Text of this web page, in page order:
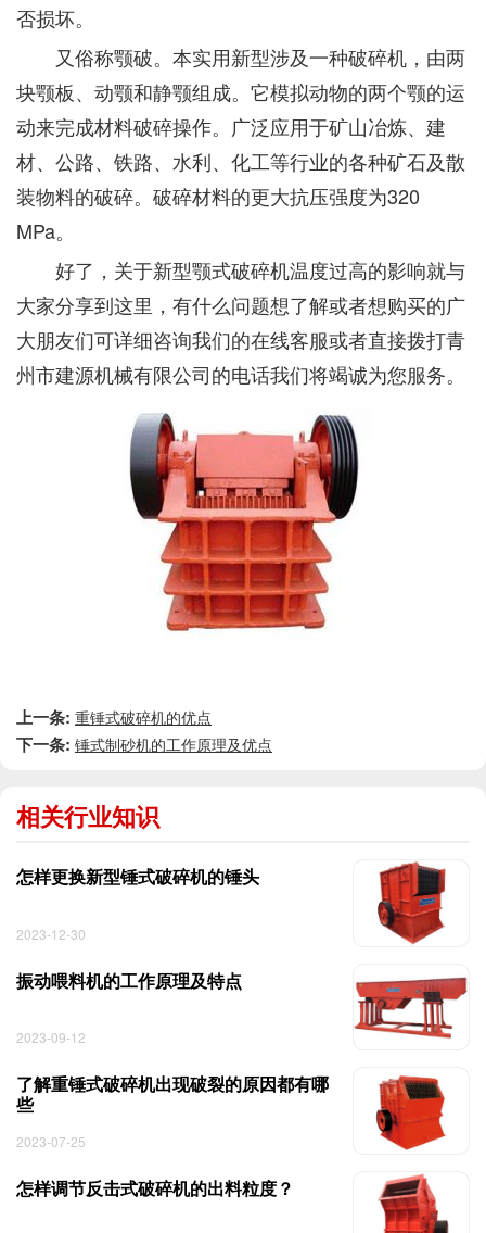
否损坏。
又俗称颚破。本实用新型涉及一种破碎机，由两
块颚板、动颚和静颚组成。它模拟动物的两个颚的运
动来完成材料破碎操作。广泛应用于矿山冶炼、建
材、公路、铁路、水利、化工等行业的各种矿石及散
装物料的破碎。破碎材料的更大抗压强度为320
MPa。
好了，关于新型颚式破碎机温度过高的影响就与
大家分享到这里，有什么问题想了解或者想购买的广
大朋友们可详细咨询我们的在线客服或者直接拨打青
州市建源机械有限公司的电话我们将竭诚为您服务。
上一条: 重锤式破碎机的优点
下一条: 锤式制砂机的工作原理及优点
相关行业知识
怎样更换新型锤式破碎机的锤头
2023-12-30
振动喂料机的工作原理及特点
2023-09-12
了解重锤式破碎机出现破裂的原因都有哪
些
2023-07-25
怎样调节反击式破碎机的出料粒度？